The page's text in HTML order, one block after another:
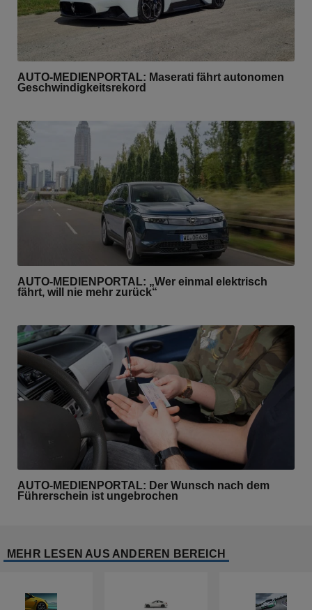
AUTO-MEDIENPORTAL: Maserati fährt autonomen
Geschwindigkeitsrekord
AUTO-MEDIENPORTAL: „Wer einmal elektrisch
fährt, will nie mehr zurück“
AUTO-MEDIENPORTAL: Der Wunsch nach dem
Führerschein ist ungebrochen
MEHR LESEN AUS ANDEREN BEREICH